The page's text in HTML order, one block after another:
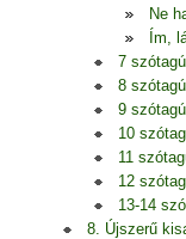
Ne
Ím,
7 szótagú
8 szótagú
9 szótagú
10
11
12
13-14
8. Újszerű